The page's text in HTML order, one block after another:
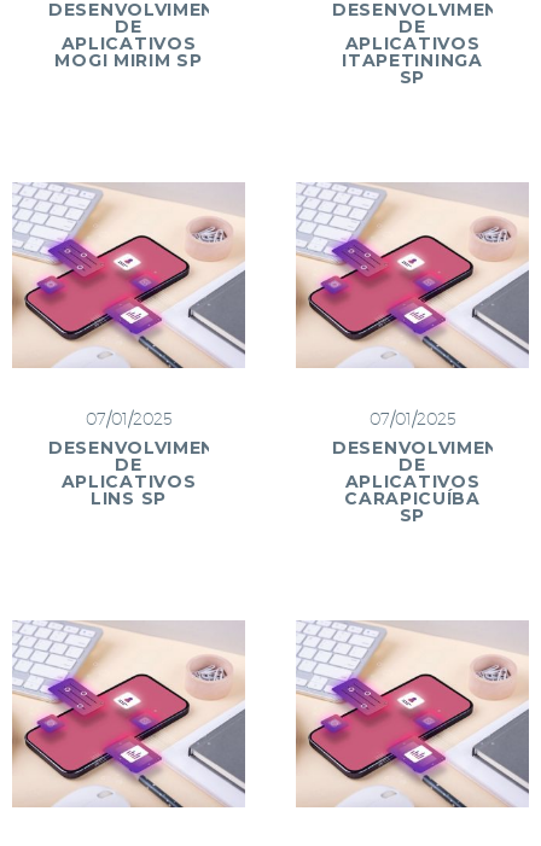
DESENVOLVIMENTO
DE
APLICATIVOS
MOGI MIRIM SP
DESENVOLVIMENTO
DE
APLICATIVOS
ITAPETININGA
SP
07/01/2025
DESENVOLVIMENTO
DE
APLICATIVOS
LINS SP
07/01/2025
DESENVOLVIMENTO
DE
APLICATIVOS
CARAPICUÍBA
SP